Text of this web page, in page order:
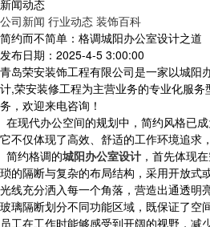
新闻动态
公司新闻 行业动态 装饰百科
简约而不简单：格调城阳办公室设计之道
发布日期：2025-4-5 3:00:00
青岛荣安装饰工程有限公司是一家以城阳
计,荣安装修工程为主营业务的专业化服
务，欢迎来电咨询！
在现代办公空间的规划中，简约风格已
它不仅体现了高效、舒适的工作环境追求
简约格调的城阳办公室设计 ，首先体现
琐的隔断与复杂的布局结构，采用开放式
光线充分洒入每一个角落，营造出通透明
玻璃隔断划分不同功能区域，既保证了空
员工在工作时能够感受到开阔的视野，减